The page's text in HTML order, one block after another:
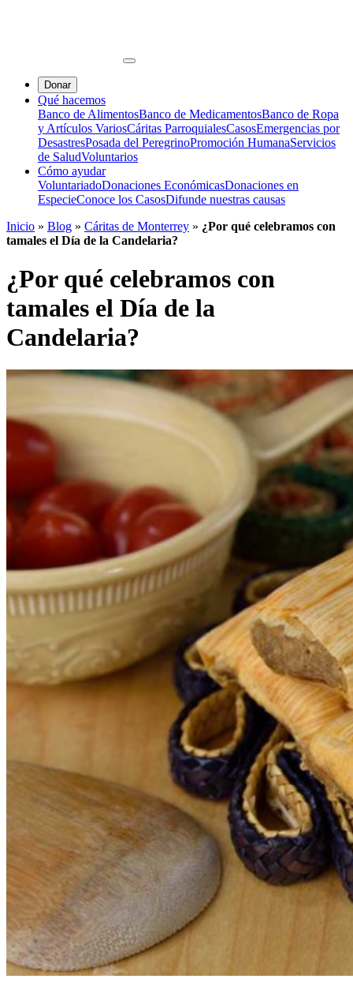
Donar
Qué hacemos
Banco de AlimentosBanco de MedicamentosBanco de Ropa
y Artículos VariosCáritas ParroquialesCasosEmergencias por
DesastresPosada del PeregrinoPromoción HumanaServicios
de SaludVoluntarios
Cómo ayudar
VoluntariadoDonaciones EconómicasDonaciones en
EspecieConoce los CasosDifunde nuestras causas
Inicio » Blog » Cáritas de Monterrey » ¿Por qué celebramos con
tamales el Día de la Candelaria?
¿Por qué celebramos con
tamales el Día de la
Candelaria?